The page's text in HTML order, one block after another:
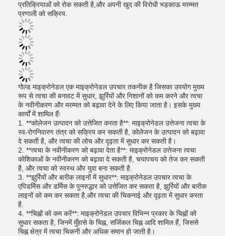
प्रतिक्रियाओं को रोक सकती है,और अपनी खुद की विरोधी भड़काऊ मरम्मत
प्रणाली को सक्रिय.
गोल्ड माइक्रोनेडल एक माइक्रोनेडल उपचार तकनीक है जिसका उपयोग मुख्य
रूप से त्वचा की बनावट में सुधार, झुर्रियों और निशानों को कम करने और त्वचा
के नवीनीकरण और मरम्मत को बढ़ावा देने के लिए किया जाता है। इसके मुख्य
कार्यों में शामिल हैंः
1. **कोलेजन उत्पादन को उत्तेजित करता है**: माइक्रोनेडल उत्तेजना त्वचा के
स्व-रोगनिवारण तंत्र को सक्रिय कर सकती है, कोलेजन के उत्पादन को बढ़ावा
दे सकती है, और त्वचा की लोच और दृढ़ता में सुधार कर सकती है।
2. **त्वचा के नवीनीकरण को बढ़ावा देता है**: माइक्रोनेडल उत्तेजना त्वचा
कोशिकाओं के नवीनीकरण को बढ़ावा दे सकती है, चयापचय को तेज कर सकती
है, और त्वचा को स्वस्थ और युवा बना सकती है.
3. **झुर्रियों और बारीक लाइनों में सुधार**: माइक्रोनेडल उपचार त्वचा के
एपिडर्मिस और डर्मिस के पुनरुद्धार को उत्तेजित कर सकता है, झुर्रियों और बारीक
लाइनों को कम कर सकता है,और त्वचा की चिकनाई और दृढ़ता में सुधार करता
है.
4. **चिह्नों को कम करें**: माइक्रोनेडल उपचार विभिन्न प्रकार के चिह्नों को
सुधार सकता है, जिनमें मुँहासे के चिह्न, सर्जिकल चिह्न आदि शामिल हैं, जिससे
चिह्न क्षेत्र में त्वचा चिकनी और अधिक समान हो जाती है।